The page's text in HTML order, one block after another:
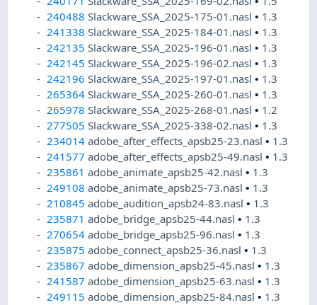
240488 Slackware_SSA_2025-175-01.nasl• 1.3
241338 Slackware_SSA_2025-184-01.nasl• 1.3
242135 Slackware_SSA_2025-196-01.nasl• 1.3
242145 Slackware_SSA_2025-196-02.nasl• 1.3
242196 Slackware_SSA_2025-197-01.nasl• 1.3
265364 Slackware_SSA_2025-260-01.nasl• 1.3
265978 Slackware_SSA_2025-268-01.nasl• 1.2
277505 Slackware_SSA_2025-338-02.nasl• 1.3
234014 adobe_after_effects_apsb25-23.nasl• 1.3
241577 adobe_after_effects_apsb25-49.nasl• 1.3
235861 adobe_animate_apsb25-42.nasl• 1.3
249108 adobe_animate_apsb25-73.nasl• 1.3
210845 adobe_audition_apsb24-83.nasl• 1.3
235871 adobe_bridge_apsb25-44.nasl• 1.3
270654 adobe_bridge_apsb25-96.nasl• 1.3
235875 adobe_connect_apsb25-36.nasl• 1.3
235867 adobe_dimension_apsb25-45.nasl• 1.3
241587 adobe_dimension_apsb25-63.nasl• 1.3
249115 adobe_dimension_apsb25-84.nasl• 1.3